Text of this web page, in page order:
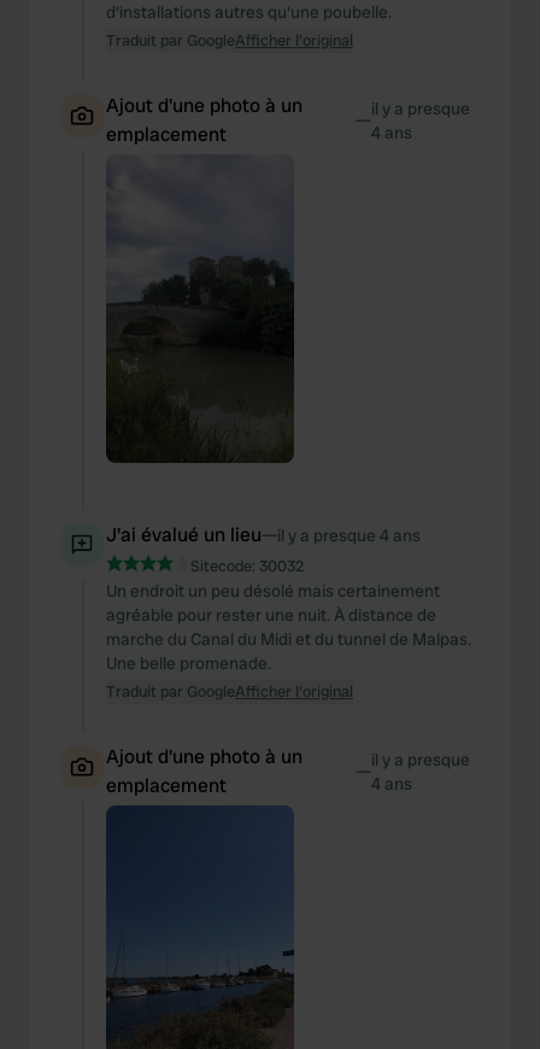
d'installations autres qu'une poubelle.
Traduit par GoogleAfficher l'original
Ajout d'une photo à un
emplacement
—il y a presque
4 ans
J'ai évalué un lieu—il y a presque 4 ans
Sitecode: 30032
Un endroit un peu désolé mais certainement
agréable pour rester une nuit. À distance de
marche du Canal du Midi et du tunnel de Malpas.
Une belle promenade.
Traduit par GoogleAfficher l'original
Ajout d'une photo à un
emplacement
—il y a presque
4 ans